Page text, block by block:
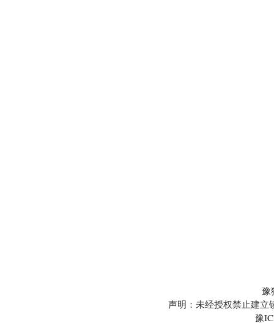
豫
声明：未经授权禁止建立
豫